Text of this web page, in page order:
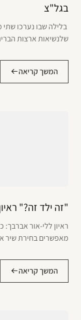
בגל"צ
בלילה שבו נערכו שתי
שלנשיאות ארצות
המשך קריאה
"זה ילד זה?" ראיון
ראיון ללי-אור
מאפשרים בחירת שיר
המשך קריאה